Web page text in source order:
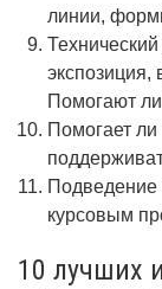
линии,
экспозиция,
Помогают
Помогает ли
Подведение
курсовым
10 лучших